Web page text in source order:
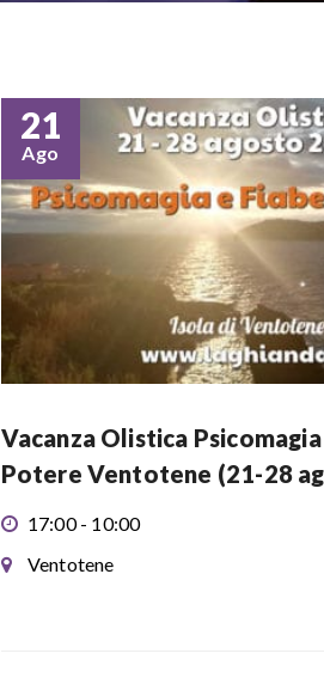
21
Ago
Vacanza Olistica
Potere Ventotene (21-28
17:00 - 10:00
Ventotene